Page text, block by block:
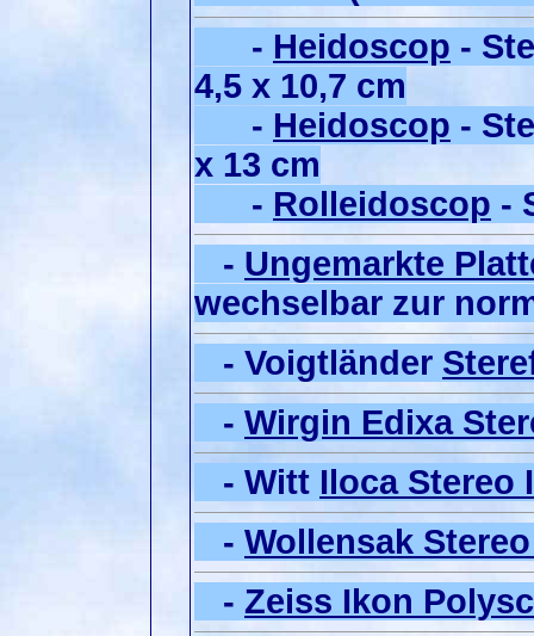
- Heidoscop -
4,5 x 10,7 cm
- Heidoscop -
x 13 cm
- Rolleidoscop -
- Ungemarkte
wechselbar zur
- Voigtländer
- Wirgin Edixa
- Witt Iloca Stereo
- Wollensak
- Zeiss Ikon